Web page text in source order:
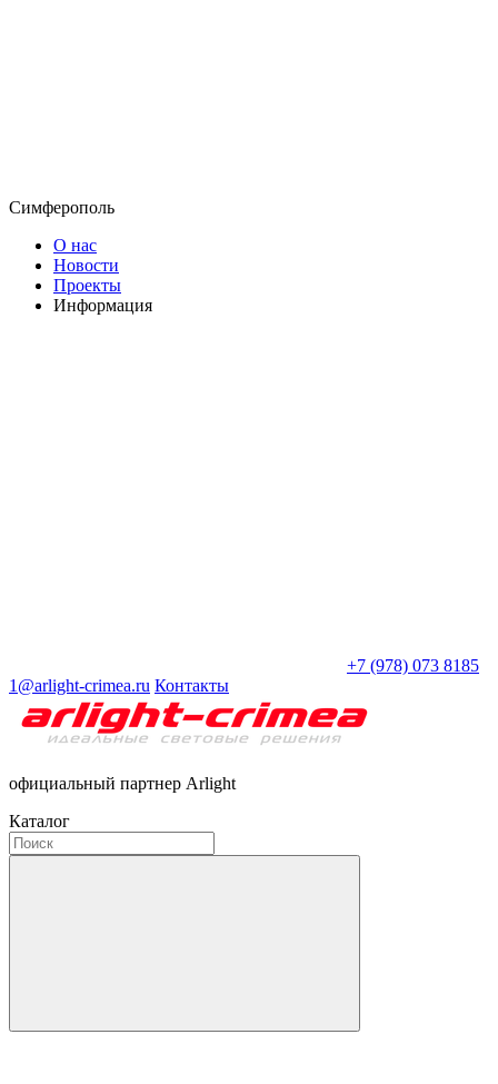
Симферополь
О нас
Новости
Проекты
Информация
+7 (978) 073 8185
1@arlight-crimea.ru Контакты
официальный партнер Arlight
Каталог